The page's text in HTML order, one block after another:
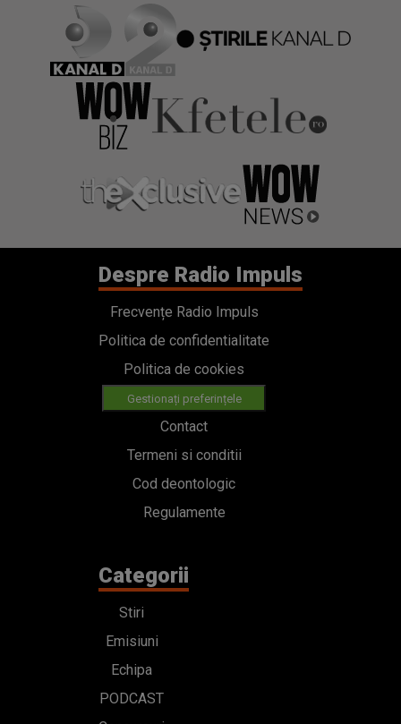
Despre Radio Impuls
Frecvențe Radio Impuls
Politica de confidentialitate
Politica de cookies
Gestionați preferințele
Contact
Termeni si conditii
Cod deontologic
Regulamente
Categorii
Stiri
Emisiuni
Echipa
PODCAST